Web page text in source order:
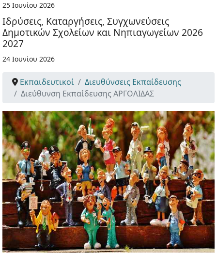
25 Ιουνίου 2026
Ιδρύσεις, Καταργήσεις, Συγχωνεύσεις
Δημοτικών Σχολείων και Νηπιαγωγείων 2026
2027
24 Ιουνίου 2026
Εκπαιδευτικοί
Διευθύνσεις Εκπαίδευσης
Διεύθυνση Εκπαίδευσης ΑΡΓΟΛΙΔΑΣ